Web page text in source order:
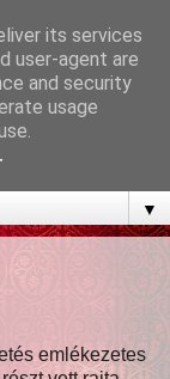
▼
emlékezetes
its services
user-agent are
and security
usage